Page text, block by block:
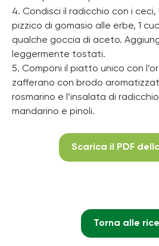
4. Condisci il radicchio con i ceci,
pizzico di gomasio alle erbe, 1
qualche goccia di aceto.
leggermente tostati.
5. Componi il piatto unico con
zafferano con brodo
rosmarino e l’insalata di
mandarino e pinoli.
Scarica il PDF
Torna alle